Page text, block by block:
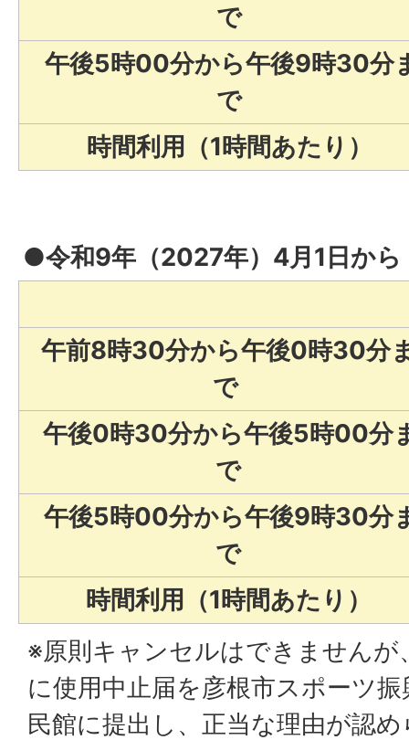
で
午後5時00分から午後9時30分
で
時間利用（1時間あたり）
●令和9年（2027年）4月1日から
午前8時30分から午後0時30分
で
午後0時30分から午後5時00分
で
午後5時00分から午後9時30分
で
時間利用（1時間あたり）
※原則キャンセルはできませんが
に使用中止届を彦根市スポーツ
民館に提出し、正当な理由が認